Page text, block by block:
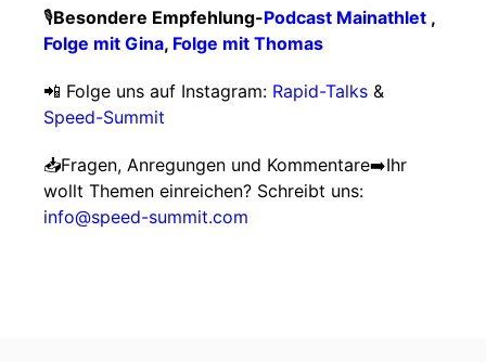
🎙️Besondere Empfehlung-Podcast Mainathlet ,
Folge mit Gina, Folge mit Thomas
📲 Folge uns auf Instagram: Rapid-Talks &
Speed-Summit
📥Fragen, Anregungen und Kommentare➡️Ihr
wollt Themen einreichen? Schreibt uns:
info@speed-summit.com